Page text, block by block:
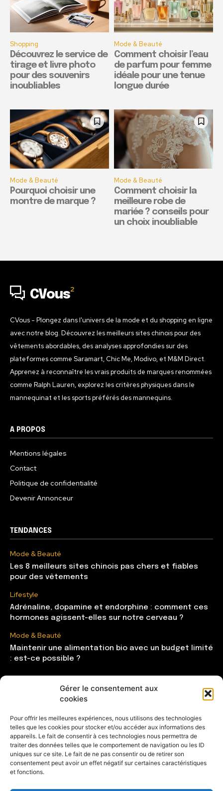
Gérer le consentement aux
cookies
Pour offrir les meilleures expériences, nous utilisons des technologies
telles que les cookies pour stocker et/ou accéder aux informations des
appareils. Le fait de consentir à ces technologies nous permettra de
traiter des données telles que le comportement de navigation ou les ID
uniques sur ce site. Le fait de ne pas consentir ou de retirer son
consentement peut avoir un effet négatif sur certaines caractéristiques
et fonctions.
Shopping
Découvrez le service de
tirage et livre photo
pour des souvenirs
inoubliables
Mode & Beauté
Comment choisir l’eau
de parfum pour femme
idéale pour une tenue
longue durée
Mode & Beauté
Pourquoi choisir une
montre de marque ?
Mode & Beauté
Comment choisir la
meilleure robe de
mariée ? conseils pour
un choix inoubliable
CVous2
CVous - Plongez dans l'univers de la mode et du shopping en ligne
avec notre blog. Découvrez les meilleurs sites chinois pour des
vêtements abordables, des analyses approfondies sur des
plateformes comme Saramart, Chic Me, Modivo, et M&M Direct.
Apprenez à reconnaître les vrais produits de marques renommées
comme Ralph Lauren, explorez les critères physiques dans le
mannequinat et les sports préférés des mannequins.
A PROPOS
Mentions légales
Contact
Politique de confidentialité
Devenir Annonceur
TENDANCES
Mode & Beauté
Les 8 meilleurs sites chinois pas chers et fiables
pour des vêtements
Lifestyle
Adrénaline, dopamine et endorphine : comment ces
hormones agissent-elles sur notre cerveau ?
Mode & Beauté
Maintenir une alimentation bio avec un budget limité
: est-ce possible ?
Mode & Beauté
Lifestyle
104
Maison
85
Shopping
Entrepreneuse